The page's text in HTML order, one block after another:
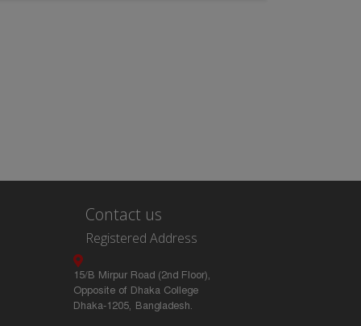
Contact us
Registered Address
15/B Mirpur Road (2nd Floor),
Opposite of Dhaka College
Dhaka-1205, Bangladesh.